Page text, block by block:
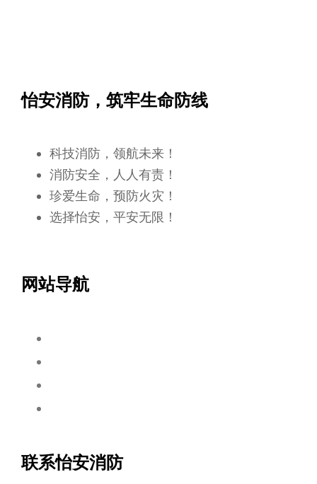
怡安消防，筑牢生命防线
科技消防，领航未来！
消防安全，人人有责！
珍爱生命，预防火灾！
选择怡安，平安无限！
网站导航
联系怡安消防